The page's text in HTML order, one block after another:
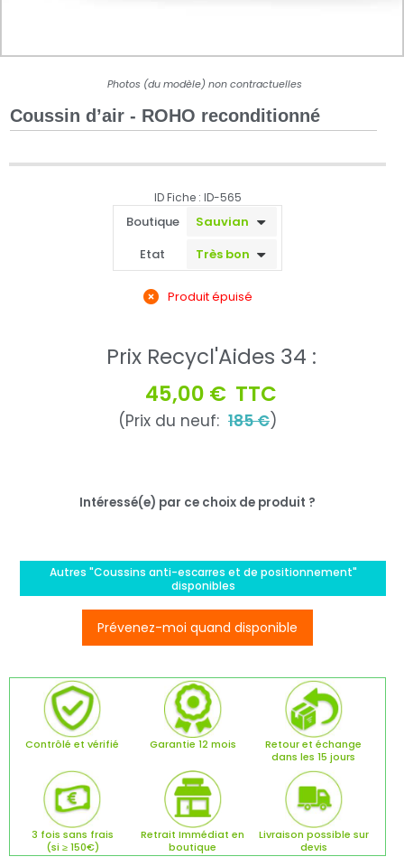
Photos (du modèle) non contractuelles
Coussin d’air - ROHO reconditionné
ID Fiche : ID-565
Boutique
Etat
Produit épuisé
Prix Recycl'Aides 34 :
45,00 € TTC
(Prix du neuf: 185 €)
Intéressé(e) par ce choix de produit ?
Autres "Coussins anti-escarres et de positionnement"
disponibles
Prévenez-moi quand disponible
Contrôlé et vérifié Garantie 12 mois
Retour et échange
dans les 15 jours
3 fois sans frais
(si ≥ 150€)
Retrait Immédiat en
boutique
Livraison possible sur
devis